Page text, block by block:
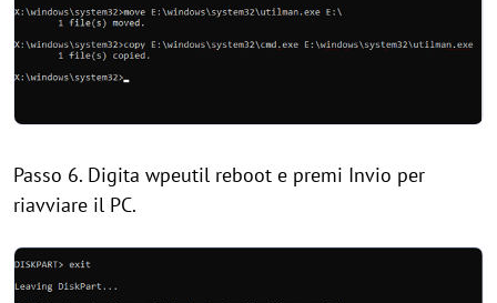
Passo 6. Digita wpeutil reboot e premi Invio per
riavviare il PC.